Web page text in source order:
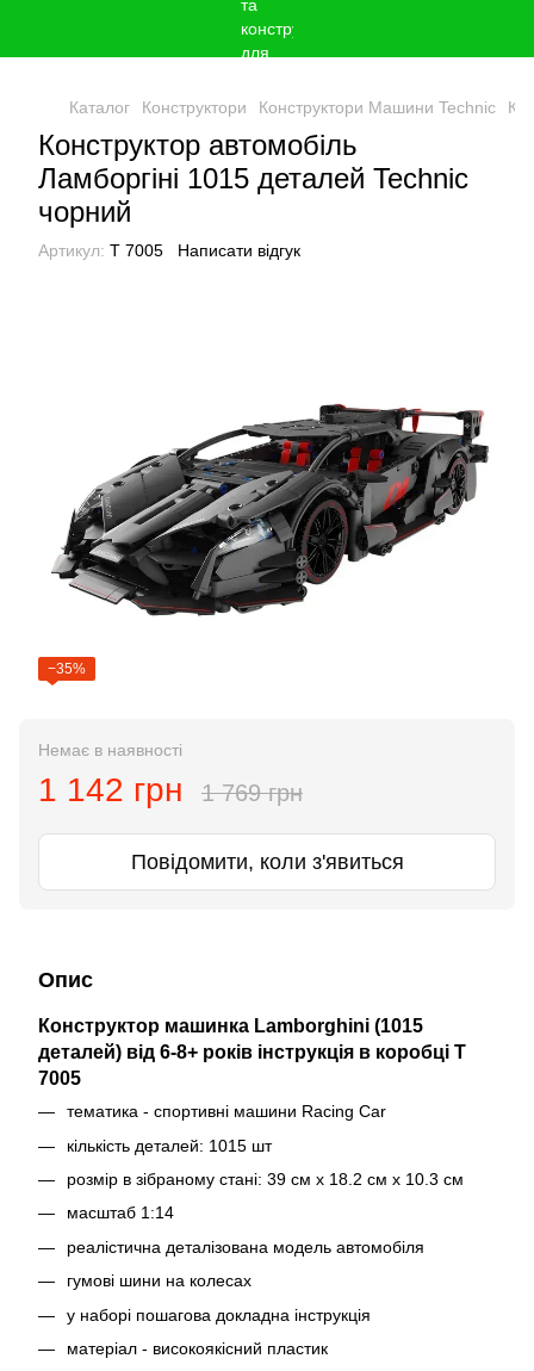
Каталог Конструктори Конструктори Машини Technic
Конструктор автомобіль
Ламборгіні 1015 деталей Technic
чорний
Артикул: T 7005 Написати відгук
−35%
Немає в наявності
1 142 грн 1 769 грн
Повідомити, коли з'явиться
Опис
Конструктор машинка Lamborghini (1015
деталей) від 6-8+ років інструкція в коробці T
7005
тематика - спортивні машини Racing Car
кількість деталей: 1015 шт
розмір в зібраному стані: 39 см х 18.2 см х 10.3 см
масштаб 1:14
реалістична деталізована модель автомобіля
гумові шини на колесах
у наборі пошагова докладна інструкція
матеріал - високоякісний пластик